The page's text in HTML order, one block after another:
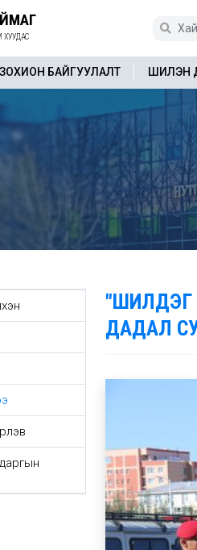
ХУУДАС
БАЙГУУЛАЛТ ШИЛЭН
"ШИЛДЭГ
ДАДАЛ